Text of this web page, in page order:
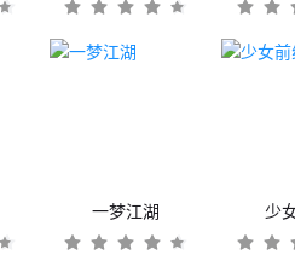
一梦江湖 少